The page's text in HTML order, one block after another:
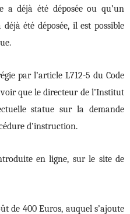
a déjà été déposée ou qu’un
été déposée, il est possible
par l’article L712-5 du Code
que le directeur de l’Institut
statue sur la demande
d’instruction.
en ligne, sur le site de
de 400 Euros, auquel s’ajoute